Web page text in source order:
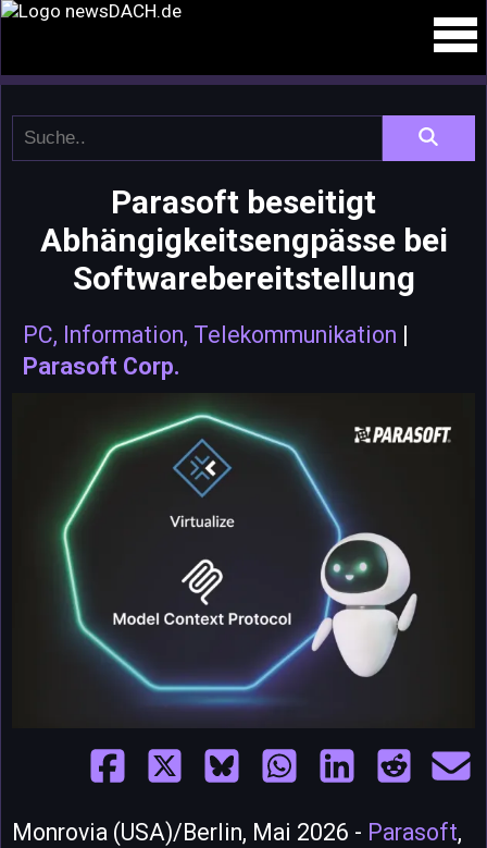
Parasoft beseitigt
Abhängigkeitsengpässe bei
Softwarebereitstellung
PC, Information, Telekommunikation |
Parasoft Corp.
Monrovia (USA)/Berlin, Mai 2026 - Parasoft,